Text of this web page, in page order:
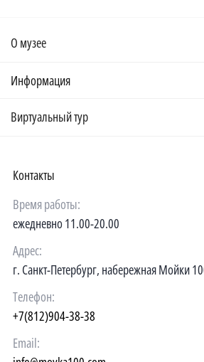
О музее
Информация
Виртуальный тур
Контакты
Время работы:
ежедневно 11.00-20.00
Адрес:
г. Санкт-Петербург, набережная Мойки
Телефон:
+7(812)904-38-38
Email: